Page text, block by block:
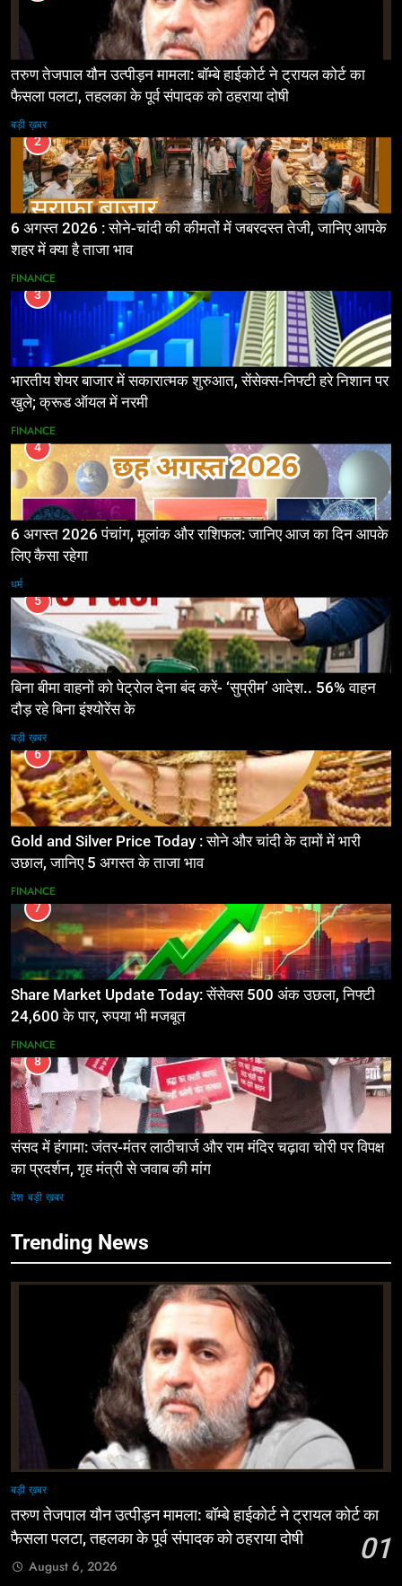
तरुण तेजपाल यौन उत्पीड़न मामला: बॉम्बे हाईकोर्ट ने ट्रायल कोर्ट का
फैसला पलटा, तहलका के पूर्व संपादक को ठहराया दोषी
बड़ी ख़बर
2
6 अगस्त 2026 : सोने-चांदी की कीमतों में जबरदस्त तेजी, जानिए आपके
शहर में क्या है ताजा भाव
FINANCE
3
भारतीय शेयर बाजार में सकारात्मक शुरुआत, सेंसेक्स-निफ्टी हरे निशान पर
खुले; क्रूड ऑयल में नरमी
FINANCE
4
6 अगस्त 2026 पंचांग, मूलांक और राशिफल: जानिए आज का दिन आपके
लिए कैसा रहेगा
धर्म
5
बिना बीमा वाहनों को पेट्राेल देना बंद करें- ‘सुप्रीम’ आदेश.. 56% वाहन
दौड़ रहे बिना इंश्योरेंस के
बड़ी ख़बर
6
Gold and Silver Price Today : सोने और चांदी के दामों में भारी
उछाल, जानिए 5 अगस्त के ताजा भाव
FINANCE
7
Share Market Update Today: सेंसेक्स 500 अंक उछला, निफ्टी
24,600 के पार, रुपया भी मजबूत
FINANCE
8
संसद में हंगामा: जंतर-मंतर लाठीचार्ज और राम मंदिर चढ़ावा चोरी पर विपक्ष
का प्रदर्शन, गृह मंत्री से जवाब की मांग
देश बड़ी ख़बर
Trending News
बड़ी ख़बर
तरुण तेजपाल यौन उत्पीड़न मामला: बॉम्बे हाईकोर्ट ने ट्रायल कोर्ट का
फैसला पलटा, तहलका के पूर्व संपादक को ठहराया दोषी
01
August 6, 2026